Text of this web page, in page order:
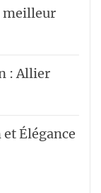
meilleur
: Allier
Élégance